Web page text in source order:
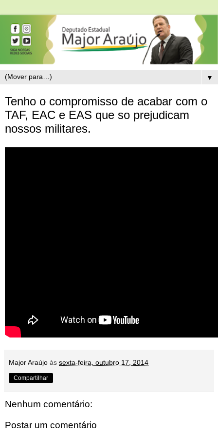
▼
Tenho o compromisso de acabar com o
TAF, EAC e EAS que so prejudicam
nossos militares.
Major Araújo às sexta-feira, outubro 17, 2014
Compartilhar
Nenhum comentário:
Postar um comentário